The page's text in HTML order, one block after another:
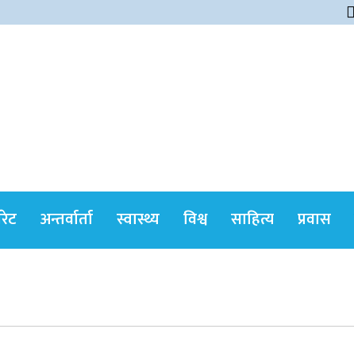
अन्तर्वार्ता स्वास्थ्य विश्व साहित्य प्रवास
सर्वोच्चले खारेज गर्‍यो दानबहादुर बुढाको रिट,